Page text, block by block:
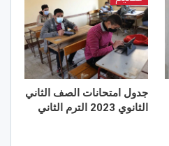
جدول امتحانات الصف الثاني
الثانوي 2023 الترم الثاني